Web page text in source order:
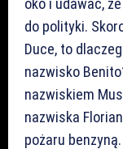
oko i udawać,
do polityki.
Duce, to
nazwisko
nazwiskiem
nazwiska
pożaru benzyną.